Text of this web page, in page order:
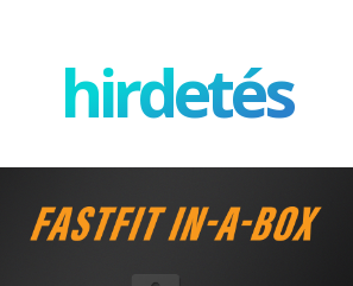
hirdetés